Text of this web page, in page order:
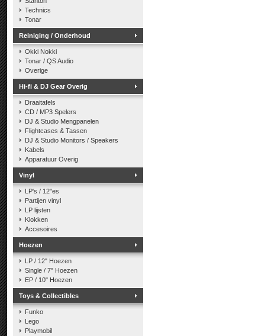
Technics
Tonar
Reiniging / Onderhoud
Okki Nokki
Tonar / QS Audio
Overige
Hi-fi & DJ Gear Overig
Draaitafels
CD / MP3 Spelers
DJ & Studio Mengpanelen
Flightcases & Tassen
DJ & Studio Monitors / Speakers
Kabels
Apparatuur Overig
Vinyl
LP's / 12"es
Partijen vinyl
LP lijsten
Klokken
Accesoires
Hoezen
LP / 12" Hoezen
Single / 7" Hoezen
EP / 10" Hoezen
Toys & Collectibles
Funko
Lego
Playmobil